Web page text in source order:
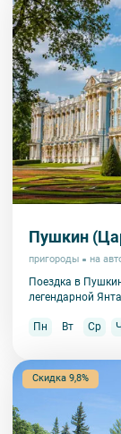
комплекта в
Пушкин
пригороды на
Поездка в
легендарной
Пн Вт Ср
Скидка 9,8%